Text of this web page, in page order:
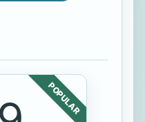
POPULAR